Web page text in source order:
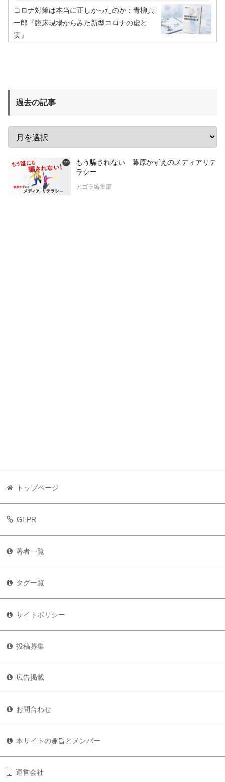
コロナ対策は本当に正しかったのか：青柳貞
一郎『臨床現場からみた新型コロナの虚と
実』
過去の記事
もう騙されない 藤原かずえのメディアリテ
ラシー
アゴラ編集部
トップページ
GEPR
著者一覧
タグ一覧
サイトポリシー
投稿募集
広告掲載
お問合わせ
本サイトの趣旨とメンバー
運営会社